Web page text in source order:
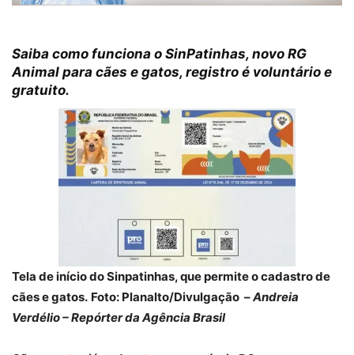
Saiba como funciona o SinPatinhas, novo RG
Animal para cães e gatos, registro é voluntário e
gratuito.
Tela de início do Sinpatinhas, que permite o cadastro de
cães e gatos. Foto: Planalto/Divulgação –Andreia
Verdélio – Repórter da Agência Brasil